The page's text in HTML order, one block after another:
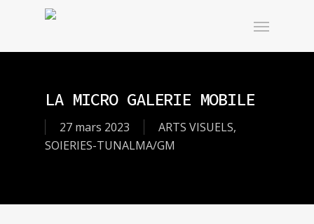
LA MICRO GALERIE MOBILE
27 mars 2023 ARTS VISUELS,
SOIERIES-TUNALMA/GM